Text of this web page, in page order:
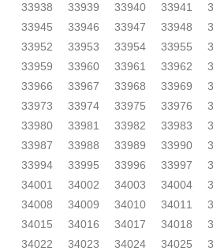
33938
33939 33940 33941
33945
33946 33947 33948
33952
33953 33954 33955
33959
33960 33961 33962
33966
33967 33968 33969
33973
33974 33975 33976
33980
33981 33982 33983
33987
33988 33989 33990
33994
33995 33996 33997
34001
34002 34003 34004
34008
34009 34010 34011
34015
34016 34017 34018
34022
34023 34024 34025